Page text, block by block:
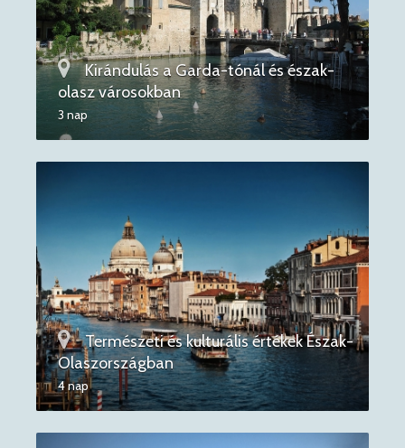
Kirándulás a Garda-tónál és észak-
olasz városokban
3 nap
Természeti és kulturális értékek Észak-
Olaszországban
4 nap